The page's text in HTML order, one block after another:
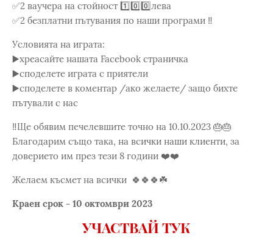
✅2 ваучера на стойност 1️⃣0️⃣0️⃣лева
✅2 безплатни пътувания по наши програми ‼️
Условията на играта:
▶️хреасайте нашата Facebook страничкa
▶️споделете играта с приятели
▶️споделете в коментар /ако желаете/ защо бихте
пътували с нас
‼️Ще обявим печелевшите точно на 10.10.2023 🎂🎂
Благодарим също така, на всички наши клиенти, за
доверието им през тези 8 години ❤️❤️
Желаем късмет на всички 🍀🍀🍀☘️
Краен срок - 10 октомври 2023
УЧАСТВАЙ ТУК